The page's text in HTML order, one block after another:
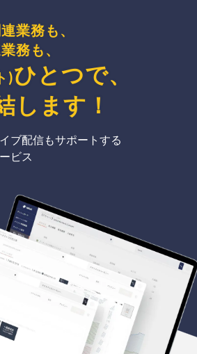
業務も、
務も、
)ひとつで、
します ！
ブ配信もサポートする
ビス